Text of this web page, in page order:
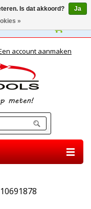
account aanmaken
Is dat akkoord?
Ja
»